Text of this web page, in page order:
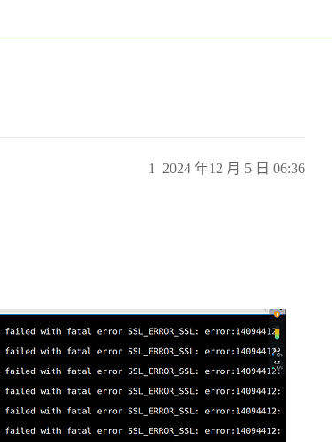
2024 年12 月 5 日 06:36
1